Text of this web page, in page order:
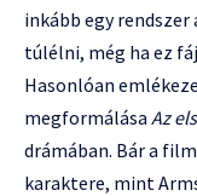
inkább egy
túlélni, még ha ez
Hasonlóan
megformálása Az
drámában. Bár a
karaktere, mint